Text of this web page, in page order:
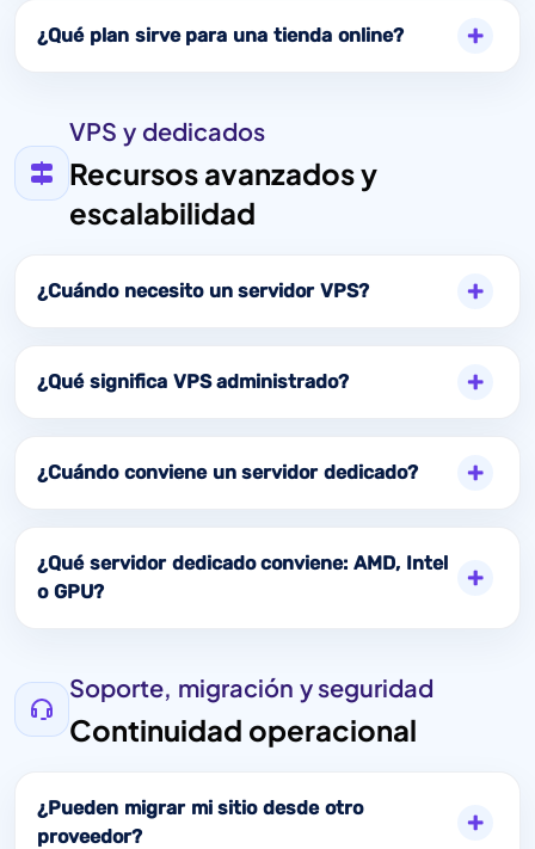
¿Qué plan sirve para una tienda online?
VPS y dedicados
Recursos avanzados y
escalabilidad
¿Cuándo necesito un servidor VPS?
¿Qué significa VPS administrado?
¿Cuándo conviene un servidor dedicado?
¿Qué servidor dedicado conviene: AMD, Intel
o GPU?
Soporte, migración y seguridad
Continuidad operacional
¿Pueden migrar mi sitio desde otro
proveedor?